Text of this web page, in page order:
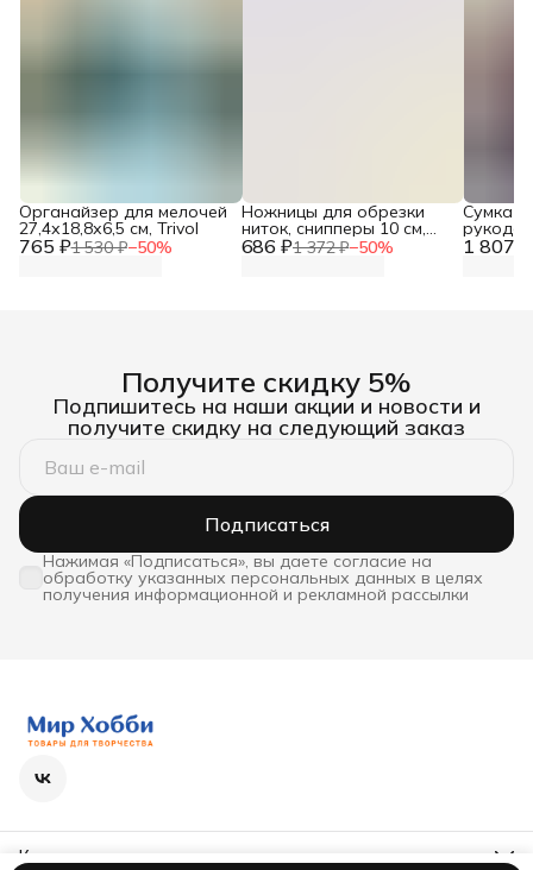
765 ₽1 530 ₽−50%
Органайзер для мелочей
27,4х18,8х6,5 см, Trivol
686 ₽1 372 ₽−50%
Ножницы для обрезки
ниток, снипперы 10 см,
металл, 12 шт, Айрис 1 807 ₽
Сумка
Получите скидку 5%
Подпишитесь на наши акции и новости и
получите скидку на следующий заказ
Подписаться
Нажимая «Подписаться», вы даете согласие на
обработку указанных персональных данных в целях
получения информационной и рекламной рассылки
Контакты